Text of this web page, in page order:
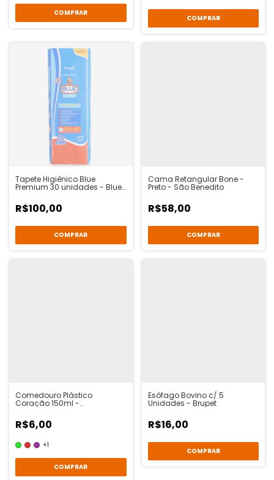
COMPRAR
COMPRAR
Tapete Higiênico Blue
Premium 30 unidades - Blue
R$100,00
Cama Retangular Bone -
Preto - São Benedito
R$58,00
COMPRAR
Comedouro Plástico
Coração 150ml -
R$6,00
+1
COMPRAR
Esôfago Bovino c/ 5
Unidades - Brupet
R$16,00